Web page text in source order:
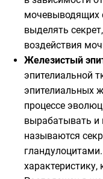
мочевыводящих
выделять
воздействия
Железистый
эпителиальной
эпителиальных
процессе
вырабатывать и
называются